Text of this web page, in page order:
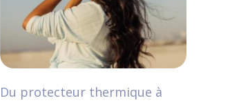
Du protecteur thermique à